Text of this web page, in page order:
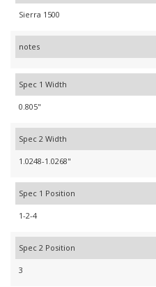
Sierra 1500
notes
Spec 1 Width
0.805"
Spec 2 Width
1.0248-1.0268"
Spec 1 Position
1-2-4
Spec 2 Position
3